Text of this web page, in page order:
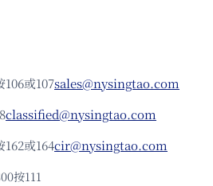
106或107sales@nysingtao.com
classified@nysingtao.com
162或164cir@nysingtao.com
按111